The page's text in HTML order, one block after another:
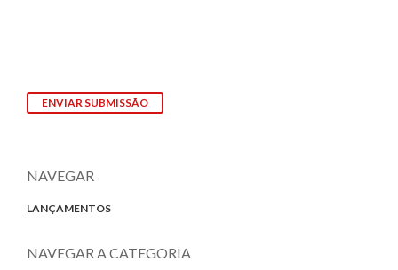
ENVIAR SUBMISSÃO
NAVEGAR
LANÇAMENTOS
NAVEGAR A CATEGORIA